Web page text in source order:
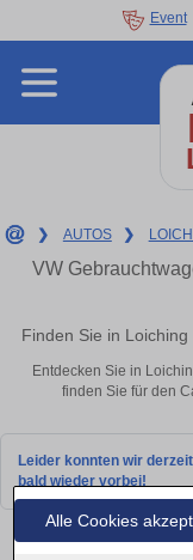
Alle Cookies
Event
❯ AUTOS ❯
VW
Finden Sie in
Entdecken Sie in
finden Sie für den
Leider konnten wir
bald wieder vorbei!